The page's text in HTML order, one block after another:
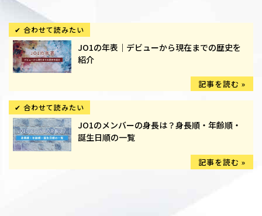
JO1の年表｜デビューから現在までの歴史を
紹介
JO1のメンバーの身長は？身長順・年齢順・
誕生日順の一覧